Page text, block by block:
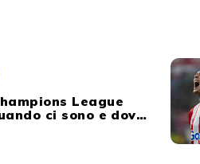
League
ci sono e dove